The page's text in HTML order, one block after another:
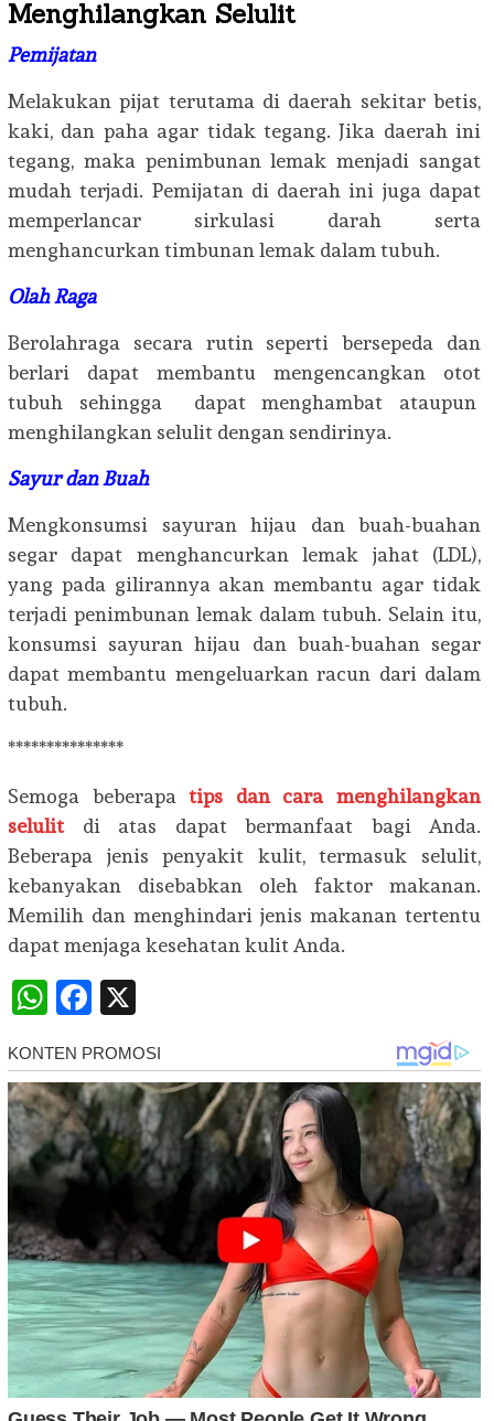
Menghilangkan Selulit
Pemijatan
Melakukan pijat terutama di daerah sekitar betis,
kaki, dan paha agar tidak tegang. Jika daerah ini
tegang, maka penimbunan lemak menjadi sangat
mudah terjadi. Pemijatan di daerah ini juga dapat
memperlancar sirkulasi darah serta
menghancurkan timbunan lemak dalam tubuh.
OlahRaga
Berolahraga secara rutin seperti bersepeda dan
berlari dapat membantu mengencangkan otot
tubuh sehingga dapat menghambat ataupun
menghilangkan selulit dengan sendirinya.
Sayur dan Buah
Mengkonsumsi sayuran hijau dan buah-buahan
segar dapat menghancurkan lemak jahat (LDL),
yang pada gilirannya akan membantu agar tidak
terjadi penimbunan lemak dalam tubuh. Selain itu,
konsumsi sayuran hijau dan buah-buahan segar
dapat membantu mengeluarkan racun dari dalam
tubuh.
***************
Semoga beberapatips dan cara menghilangkan
selulitdi atas dapat bermanfaat bagi Anda.
Beberapa jenis penyakit kulit, termasuk selulit,
kebanyakan disebabkan oleh faktor makanan.
Memilih dan menghindari jenis makanan tertentu
dapat menjaga kesehatan kulit Anda.
WhatsApp
Facebook